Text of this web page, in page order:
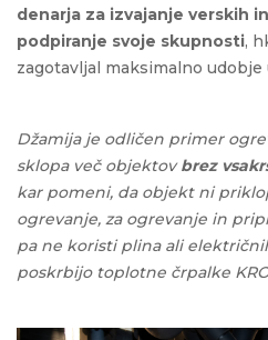
denarja za izvajanje verskih
podpiranje svoje skupnosti,
zagotavljal maksimalno
Džamija je odličen primer
sklopa več objektovbrez
kar pomeni, da objekt ni
ogrevanje, za ogrevanje in
pa ne koristi plina ali
poskrbijo toplotne črpalke